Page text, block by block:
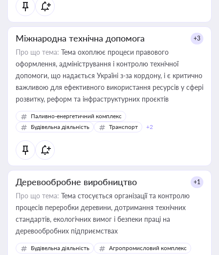
Міжнародна технічна допомога +3
Про що тема: Тема охоплює процеси правового
оформлення, адміністрування і контролю технічної
допомоги, що надається Україні з-за кордону, і є критично
важливою для ефективного використання ресурсів у сфері
розвитку, реформ та інфраструктурних проєктів
Паливно-енергетичний комплекс
Будівельна діяльність
Транспорт +2
Деревообробне виробництво +1
Про що тема: Тема стосується організації та контролю
процесів переробки деревини, дотримання технічних
стандартів, екологічних вимог і безпеки праці на
деревообробних підприємствах
Будівельна діяльність Агропромисловий комплекс